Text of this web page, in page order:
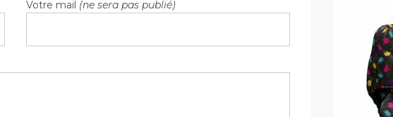
Votre mail (ne sera pas publié)